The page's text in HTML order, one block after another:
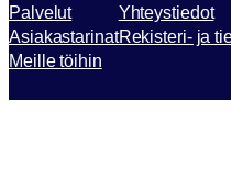
Palvelut
Asiakastarinat
Meille töihin
Yhteystiedot
Rekisteri- ja